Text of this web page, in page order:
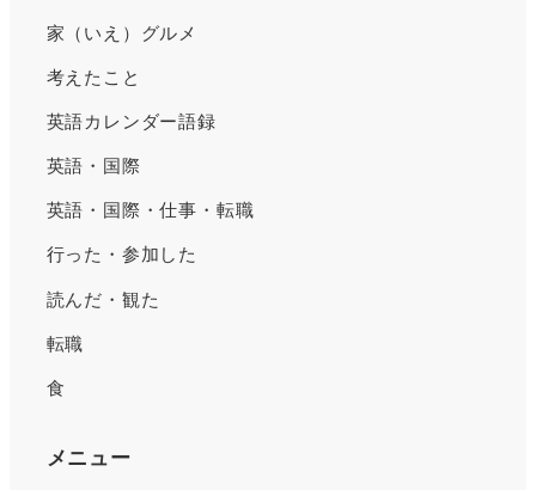
家（いえ）グルメ
考えたこと
英語カレンダー語録
英語・国際
英語・国際・仕事・転職
行った・参加した
読んだ・観た
転職
食
メニュー